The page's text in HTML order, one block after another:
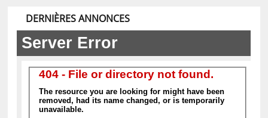
DERNIÈRES ANNONCES